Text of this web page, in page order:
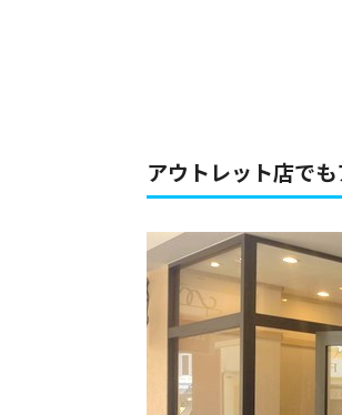
アウトレット店で